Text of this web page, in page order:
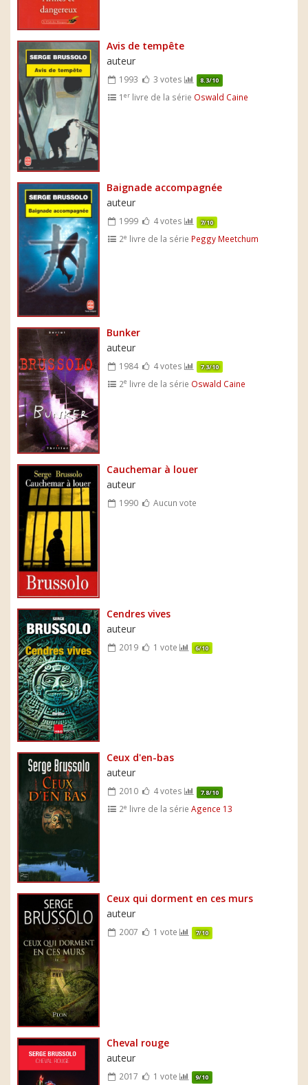
Avis de tempête
auteur
1993 3 votes 8.3/10
1er livre de la série Oswald Caine
Baignade accompagnée
auteur
1999 4 votes 7/10
2e livre de la série Peggy Meetchum
Bunker
auteur
1984 4 votes 7.3/10
2e livre de la série Oswald Caine
Cauchemar à louer
auteur
1990 Aucun vote
Cendres vives
auteur
2019 1 vote 6/10
Ceux d'en-bas
auteur
2010 4 votes 7.8/10
2e livre de la sérieAgence 13
Ceux qui dorment en ces murs
auteur
2007 1 vote 7/10
Cheval rouge
auteur
2017 1 vote 9/10